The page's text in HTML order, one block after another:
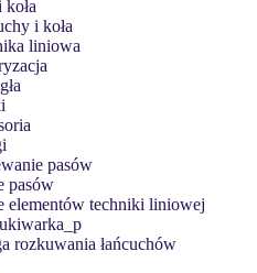
koła
i koła
liniowa
pasów
pasów
elementów techniki liniowej
rozkuwania łańcuchów